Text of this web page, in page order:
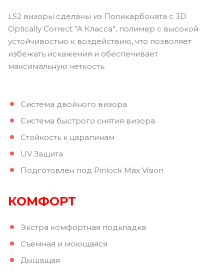
LS2 визоры сделаны из Поликарбоната с 3D
Optically Correct “А Класса”, полимер с высокой
устойчивостью к воздействию, что позволяет
избежать искажения и обеспечивает
максимальную четкость.
Система двойного визора
Система быстрого снятия визора
Стойкость к царапинам
UV Защита
Подготовлен под Pinlock Max Vision
КОМФОРТ
Экстра комфортная подкладка
Съемная и моющаяся
Дышащая